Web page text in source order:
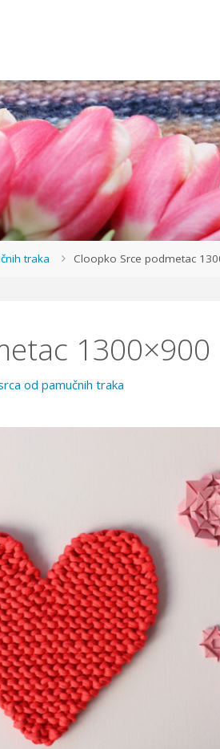
traka Cloopko Srce podmetac
1300×900
od pamučnih traka